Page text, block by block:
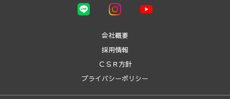
会社概要
採用情報
ＣＳＲ方針
プライバシーポリシー